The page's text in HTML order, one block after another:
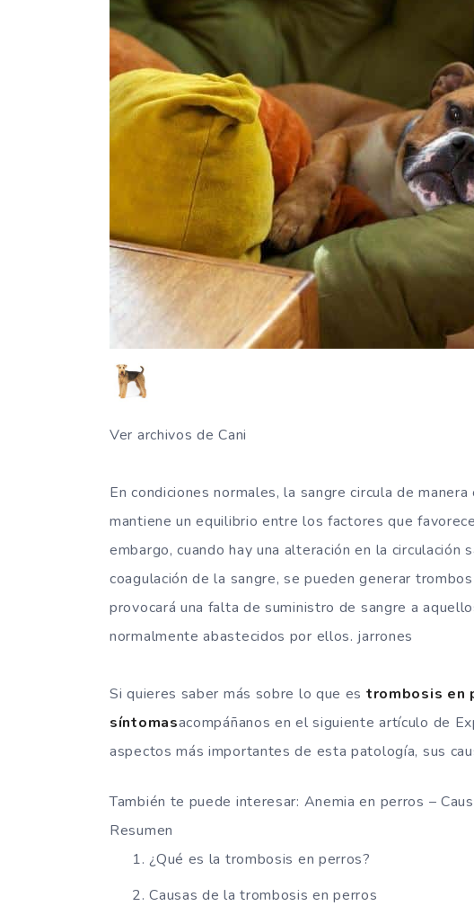
Ver archivos de Cani
En condiciones normales, la sangre circula de
mantiene un equilibrio entre los factores que
embargo, cuando hay una alteración en la circulación
coagulación de la sangre, se pueden generar
provocará una falta de suministro de sangre a
normalmente abastecidos por ellos. jarrones
Si quieres saber más sobre lo que es trombosis en
síntomasacompáñanos en el siguiente artículo de
aspectos más importantes de esta patología, sus
También te puede interesar: Anemia en perros –
Resumen
¿Qué es la trombosis en perros?
Causas de la trombosis en perros